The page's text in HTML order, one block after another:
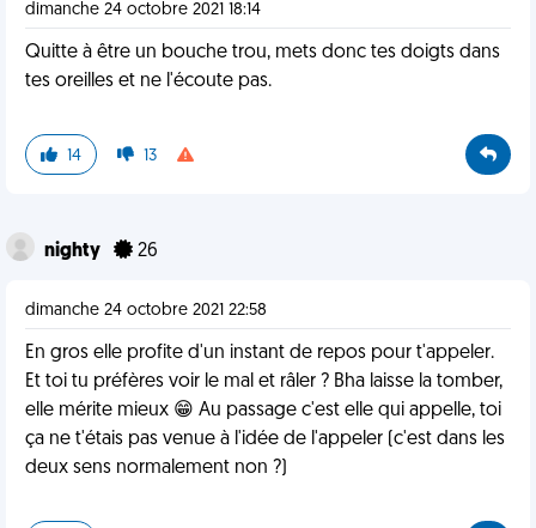
dimanche 24 octobre 2021 18:14
Quitte à être un bouche trou, mets donc tes doigts dans
tes oreilles et ne l'écoute pas.
14 13
nighty 26
dimanche 24 octobre 2021 22:58
En gros elle profite d'un instant de repos pour t'appeler.
Et toi tu préfères voir le mal et râler ? Bha laisse la tomber,
elle mérite mieux 😁 Au passage c'est elle qui appelle, toi
ça ne t'étais pas venue à l'idée de l'appeler (c'est dans les
deux sens normalement non ?)